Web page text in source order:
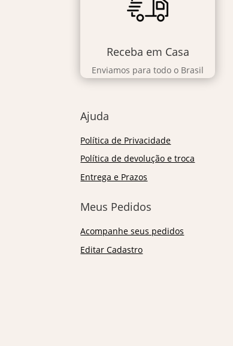
Receba em Casa
Enviamos para todo o Brasil
Ajuda
Política de Privacidade
Política de devolução e troca
Entrega e Prazos
Meus Pedidos
Acompanhe seus pedidos
Editar Cadastro